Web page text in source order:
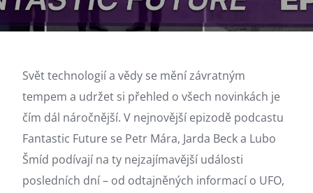
Svět technologií a vědy se mění závratným
tempem a udržet si přehled o všech novinkách je
čím dál náročnější. V nejnovější epizodě podcastu
Fantastic Future se Petr Mára, Jarda Beck a Lubo
Šmíd podívají na ty nejzajímavější události
posledních dní – od odtajněných informací o UFO,